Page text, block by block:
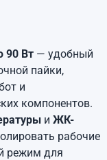
90 Вт — удобный
пайки,
и
компонентов.
и ЖК-
рабочие
режим для